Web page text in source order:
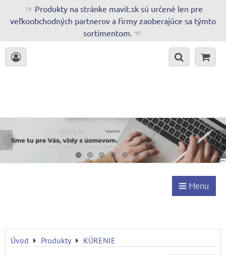
☞ Produkty na stránke mavit.sk sú určené len pre
veľkoobchodných partnerov a firmy zaoberajúce sa týmto
sortimentom. ☜
Menu
Úvod Produkty KÚRENIE